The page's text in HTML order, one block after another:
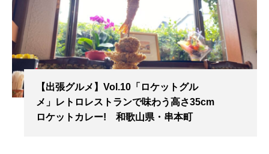
【出張グルメ】Vol.10「ロケットグル
メ」レトロレストランで味わう高さ35cm
ロケットカレー! 和歌山県・串本町